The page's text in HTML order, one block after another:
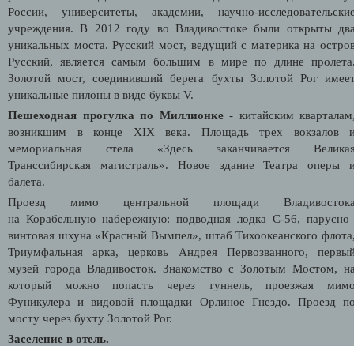
России, университеты, академии, научно-
учреждения. В 2012 году во Владивостоке были открыты
уникальных моста. Русский мост, ведущий с материка на
Русский, является самым большим в мире по длине
Золотой мост, соединивший берега бухты Золотой Рог
уникальные пилоны в виде буквы V.
Пешеходная прогулка по Миллионке- китайским
возникшим в конце XIX века. Площадь трех вокзалов
мемориальная стела «Здесь заканчивается
Транссибирская магистраль». Новое здание Театра оперы
балета.
Проезд мимо центральной площади
на Корабельную набережную: подводная лодка С-56,
винтовая шхуна «Красный Вымпел», штаб Тихоокеанского
Триумфальная арка, церковь Андрея Первозванного,
музей города Владивосток. Знакомство с Золотым Мостом,
который можно попасть через туннель, проезжая
Фуникулера и видовой площадки Орлиное Гнездо. Проезд
мосту через бухту Золотой Рог.
Заселение в отель.